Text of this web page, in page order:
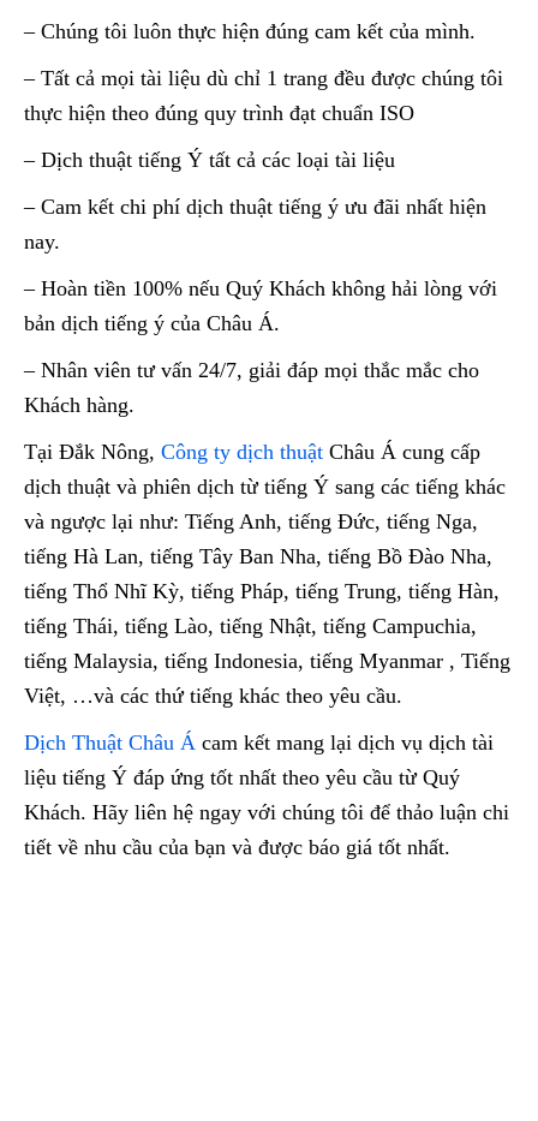
– Chúng tôi luôn thực hiện đúng cam kết của mình.
– Tất cả mọi tài liệu dù chỉ 1 trang đều được chúng tôi
thực hiện theo đúng quy trình đạt chuẩn ISO
– Dịch thuật tiếng Ý tất cả các loại tài liệu
– Cam kết chi phí dịch thuật tiếng ý ưu đãi nhất hiện
nay.
– Hoàn tiền 100% nếu Quý Khách không hải lòng với
bản dịch tiếng ý của Châu Á.
– Nhân viên tư vấn 24/7, giải đáp mọi thắc mắc cho
Khách hàng.
Tại Đắk Nông, Công ty dịch thuật Châu Á cung cấp
dịch thuật và phiên dịch từ tiếng Ý sang các tiếng khác
và ngược lại như: Tiếng Anh, tiếng Đức, tiếng Nga,
tiếng Hà Lan, tiếng Tây Ban Nha, tiếng Bồ Đào Nha,
tiếng Thổ Nhĩ Kỳ, tiếng Pháp, tiếng Trung, tiếng Hàn,
tiếng Thái, tiếng Lào, tiếng Nhật, tiếng Campuchia,
tiếng Malaysia, tiếng Indonesia, tiếng Myanmar , Tiếng
Việt, …và các thứ tiếng khác theo yêu cầu.
Dịch Thuật Châu Á cam kết mang lại dịch vụ dịch tài
liệu tiếng Ý đáp ứng tốt nhất theo yêu cầu từ Quý
Khách. Hãy liên hệ ngay với chúng tôi để thảo luận chi
tiết về nhu cầu của bạn và được báo giá tốt nhất.